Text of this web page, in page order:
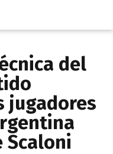
del
jugadores
Scaloni